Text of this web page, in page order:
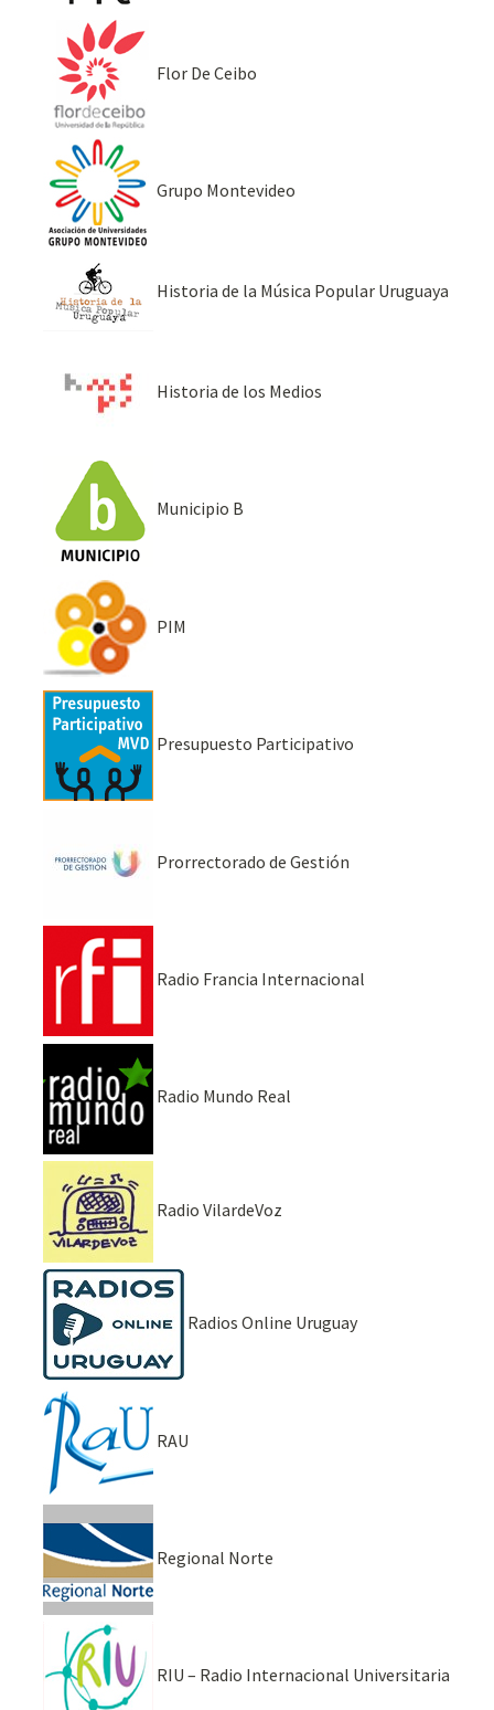
Flor De Ceibo
Grupo Montevideo
Historia de la Música Popular Uruguaya
Historia de los Medios
Municipio B
PIM
Presupuesto Participativo
Prorrectorado de Gestión
Radio Francia Internacional
Radio Mundo Real
Radio VilardeVoz
Radios Online Uruguay
RAU
Regional Norte
RIU – Radio Internacional Universitaria